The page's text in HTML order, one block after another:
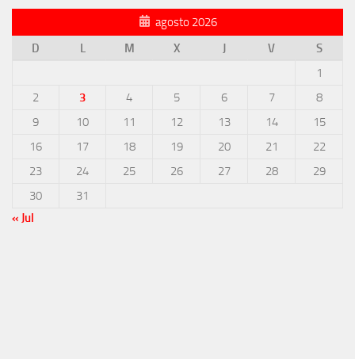
agosto 2026
D
L M X J V
S
1
2
3 4 5 6 7
8
9
10 11 12 13 14
15
16
17 18 19 20 21
22
23
24 25 26 27 28
29
30
31
« Jul